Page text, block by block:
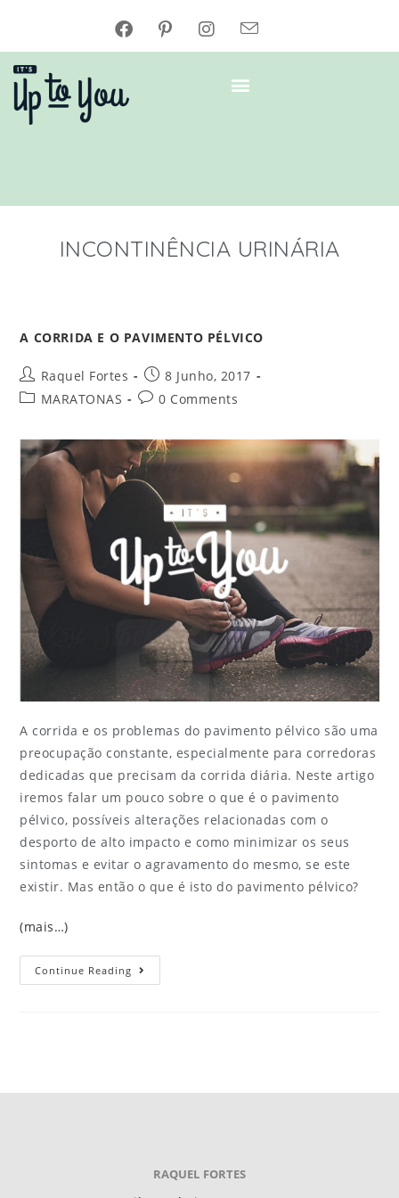
INCONTINÊNCIA URINÁRIA
A CORRIDA E O PAVIMENTO PÉLVICO
Raquel Fortes
8 Junho, 2017
MARATONAS
0 Comments
A corrida e os problemas do pavimento pélvico são uma
preocupação constante, especialmente para corredoras
dedicadas que precisam da corrida diária. Neste artigo
iremos falar um pouco sobre o que é o pavimento
pélvico, possíveis alterações relacionadas com o
desporto de alto impacto e como minimizar os seus
sintomas e evitar o agravamento do mesmo, se este
existir. Mas então o que é isto do pavimento pélvico?
(mais…)
Continue Reading
RAQUEL FORTES